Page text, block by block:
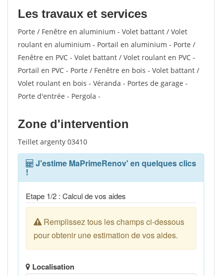
Les travaux et services
Porte / Fenêtre en aluminium - Volet battant / Volet
roulant en aluminium - Portail en aluminium - Porte /
Fenêtre en PVC - Volet battant / Volet roulant en PVC -
Portail en PVC - Porte / Fenêtre en bois - Volet battant /
Volet roulant en bois - Véranda - Portes de garage -
Porte d'entrée - Pergola -
Zone d'intervention
Teillet argenty 03410